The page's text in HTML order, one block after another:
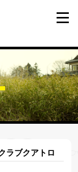
ラブクアトロ